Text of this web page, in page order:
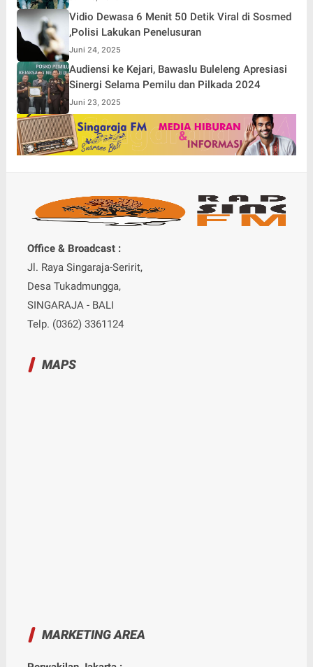
Vidio Dewasa 6 Menit 50 Detik Viral di Sosmed
,Polisi Lakukan Penelusuran
Juni 24, 2025
Audiensi ke Kejari, Bawaslu Buleleng Apresiasi
Sinergi Selama Pemilu dan Pilkada 2024
Juni 23, 2025
Office & Broadcast :
Jl. Raya Singaraja-Seririt,
Desa Tukadmungga,
SINGARAJA - BALI
Telp. (0362) 3361124
MAPS
MARKETING AREA